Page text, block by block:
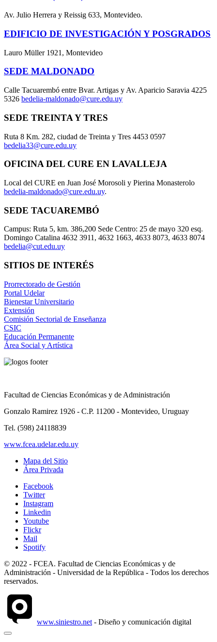
Av. Julio Herrera y Reissig 633, Montevideo.
EDIFICIO DE INVESTIGACIÓN Y POSGRADOS
Lauro Müller 1921, Montevideo
SEDE MALDONADO
Calle Tacuarembó entre Bvar. Artigas y Av. Aparicio Saravia 4225
5326 bedelia-maldonado@cure.edu.uy
SEDE TREINTA Y TRES
Ruta 8 Km. 282, ciudad de Treinta y Tres 4453 0597
bedelia33@cure.edu.uy
OFICINA DEL CURE EN LAVALLEJA
Local del CURE en Juan José Morosoli y Pierina Monasterolo
bedelia-maldonado@cure.edu.uy.
SEDE TACUAREMBÓ
Campus: Ruta 5, km. 386,200 Sede Centro: 25 de mayo 320 esq.
Domingo Catalina 4632 3911, 4632 1663, 4633 8073, 4633 8074
bedelia@cut.edu.uy
SITIOS DE INTERÉS
Prorrectorado de Gestión
Portal Udelar
Bienestar Universitario
Extensión
Comisión Sectorial de Enseñanza
CSIC
Educación Permanente
Área Social y Artística
Facultad de Ciencias Económicas y de Administración
Gonzalo Ramirez 1926 - C.P. 11200 - Montevideo, Uruguay
Tel. (598) 24118839
www.fcea.udelar.edu.uy
Mapa del Sitio
Área Privada
Facebook
Twitter
Instagram
Linkedin
Youtube
Flickr
Mail
Spotify
© 2022 - FCEA. Facultad de Ciencias Económicas y de
Administración - Universidad de la República - Todos los derechos
reservados.
www.siniestro.net - Diseño y comunicación digital